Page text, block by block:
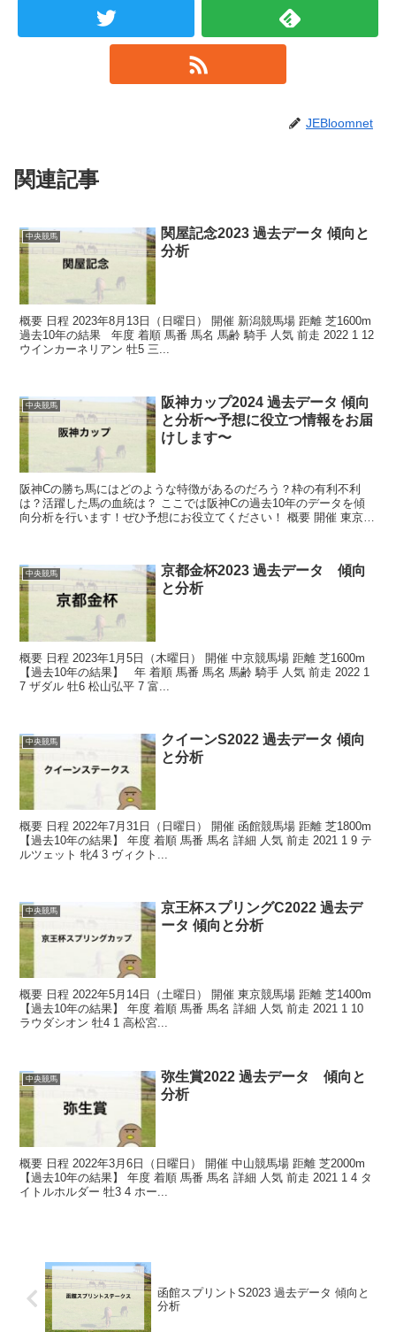
JEBloomnet
関連記事
中央競馬
関屋記念2023 過去データ 傾向と
分析
概要 日程 2023年8月13日（日曜日） 開催 新潟競馬場 距離 芝1600m
過去10年の結果 年度 着順 馬番 馬名 馬齢 騎手 人気 前走 2022 1 12
ウインカーネリアン 牡5 三...
中央競馬
阪神カップ2024 過去データ 傾向
と分析〜予想に役立つ情報をお届
けします〜
阪神Cの勝ち馬にはどのような特徴があるのだろう？枠の有利不利
は？活躍した馬の血統は？ ここでは阪神Cの過去10年のデータを傾
向分析を行います！ぜひ予想にお役立てください！ 概要 開催 東京競
中央競馬
京都金杯2023 過去データ 傾向
と分析
概要 日程 2023年1月5日（木曜日） 開催 中京競馬場 距離 芝1600m
【過去10年の結果】 年 着順 馬番 馬名 馬齢 騎手 人気 前走 2022 1
7 ザダル 牡6 松山弘平 7 富...
中央競馬
クイーンS2022 過去データ 傾向
と分析
概要 日程 2022年7月31日（日曜日） 開催 函館競馬場 距離 芝1800m
【過去10年の結果】 年度 着順 馬番 馬名 詳細 人気 前走 2021 1 9 テ
ルツェット 牝4 3 ヴィクト...
中央競馬
京王杯スプリングC2022 過去デ
ータ 傾向と分析
概要 日程 2022年5月14日（土曜日） 開催 東京競馬場 距離 芝1400m
【過去10年の結果】 年度 着順 馬番 馬名 詳細 人気 前走 2021 1 10
ラウダシオン 牡4 1 高松宮...
中央競馬
弥生賞2022 過去データ 傾向と
分析
概要 日程 2022年3月6日（日曜日） 開催 中山競馬場 距離 芝2000m
【過去10年の結果】 年度 着順 馬番 馬名 詳細 人気 前走 2021 1 4 タ
イトルホルダー 牡3 4 ホー...
函館スプリントS2023 過去データ 傾向と
分析